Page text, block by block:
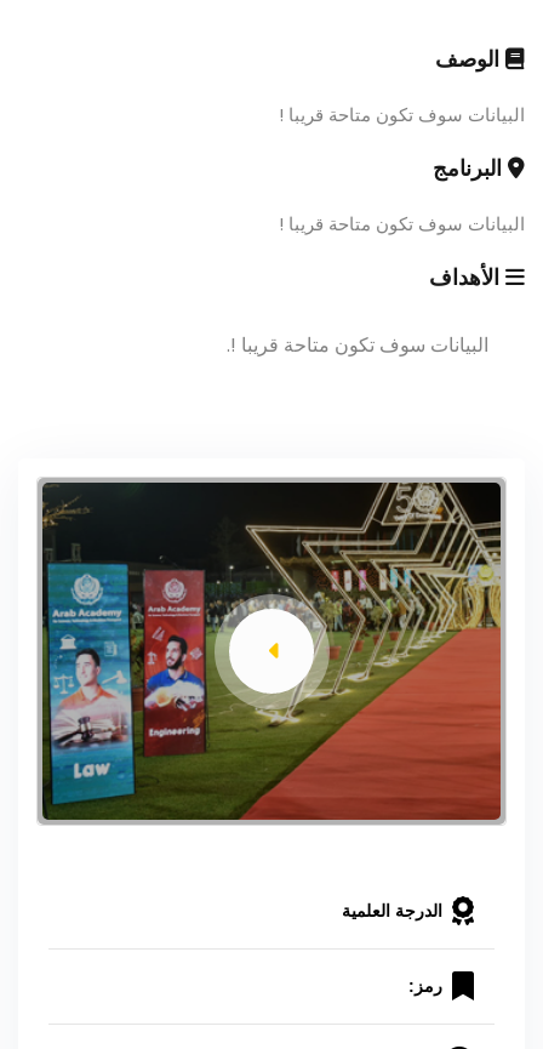
الوصف
البيانات سوف تكون متاحة قريبا !
البرنامج
البيانات سوف تكون متاحة قريبا !
الأهداف
البيانات سوف تكون متاحة قريبا !.
الدرجة العلمية
رمز: